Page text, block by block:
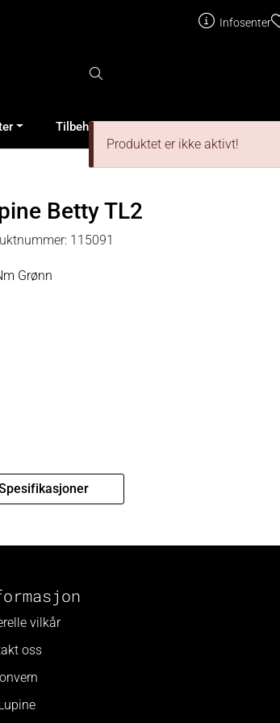
Infosenter
Tilbehør & Reservedeler
Produktet er ikke aktivt!
Betty TL2
115091
Grønn
vilkår
oss